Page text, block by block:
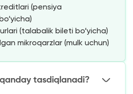
(pensiya
(talabalik bileti bo‘yicha)
mikroqarzlar (mulk uchun)
tasdiqlanadi?